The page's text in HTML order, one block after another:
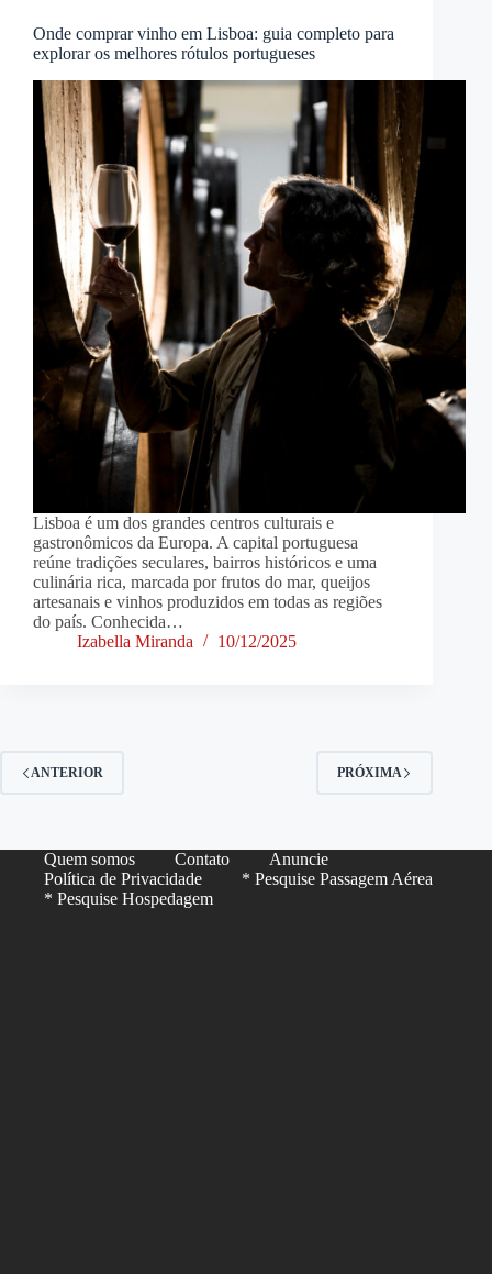
Onde comprar vinho em Lisboa: guia completo para
explorar os melhores rótulos portugueses
Lisboa é um dos grandes centros culturais e
gastronômicos da Europa. A capital portuguesa
reúne tradições seculares, bairros históricos e uma
culinária rica, marcada por frutos do mar, queijos
artesanais e vinhos produzidos em todas as regiões
do país. Conhecida…
Izabella Miranda
10/12/2025
ANTERIOR PRÓXIMA
Quem somos Contato
Anuncie
Política de Privacidade
* Pesquise Passagem Aérea
* Pesquise Hospedagem